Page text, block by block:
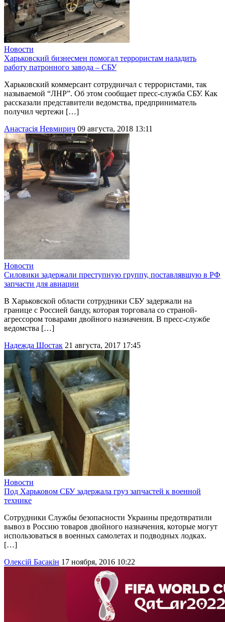
Новости
Харьковский бизнесмен помогал террористам наладить
работу патронного завода – СБУ
Харьковский коммерсант сотрудничал с террористами, так
называемой “ЛНР”. Об этом сообщает пресс-служба СБУ. Как
рассказали представители ведомства, предприниматель
получил чертежи […]
Анастасія Невмирич 09 августа, 2018 13:11
Новости
Силовики задержали преступную группу, поставлявшую в РФ
запчасти для авиации
В Харьковской области сотрудники СБУ задержали на
границе с Россией банду, которая торговала со страной-
агрессором товарами двойного назначения. В пресс-службе
ведомства […]
Надежда Шостак 21 августа, 2017 17:45
Новости
Под Харьковом СБУ задержала груз запчастей к военной
технике
Сотрудники Службы безопасности Украины предотвратили
вывоз в Россию товаров двойного назначения, которые могут
использоваться в военных самолетах и подводных лодках.
[…]
Олексій Басакін 17 ноября, 2016 10:22